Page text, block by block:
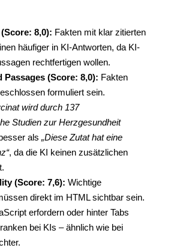
8,0): Fakten mit klar zitierten
häufiger in KI-Antworten, da KI-
rechtfertigen wollen.
Passages (Score: 8,0): Fakten
formuliert sein.
wird durch 137
Studien zur Herzgesundheit
als „Diese Zutat hat eine
, da die KI keinen zusätzlichen
(Score: 7,6): Wichtige
direkt im HTML sichtbar sein.
erfordern oder hinter Tabs
bei KIs – ähnlich wie bei